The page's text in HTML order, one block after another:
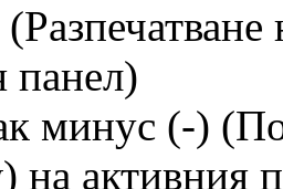
панел)
минус (-)
на активния